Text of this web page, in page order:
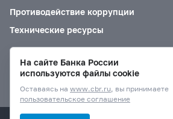
Противодействие коррупции
Технические ресурсы
Версия для слабовидящих
На сайте Банка России
используются файлы cookie
Оставаясь на www.cbr.ru, вы принимаете
пользовательское соглашение